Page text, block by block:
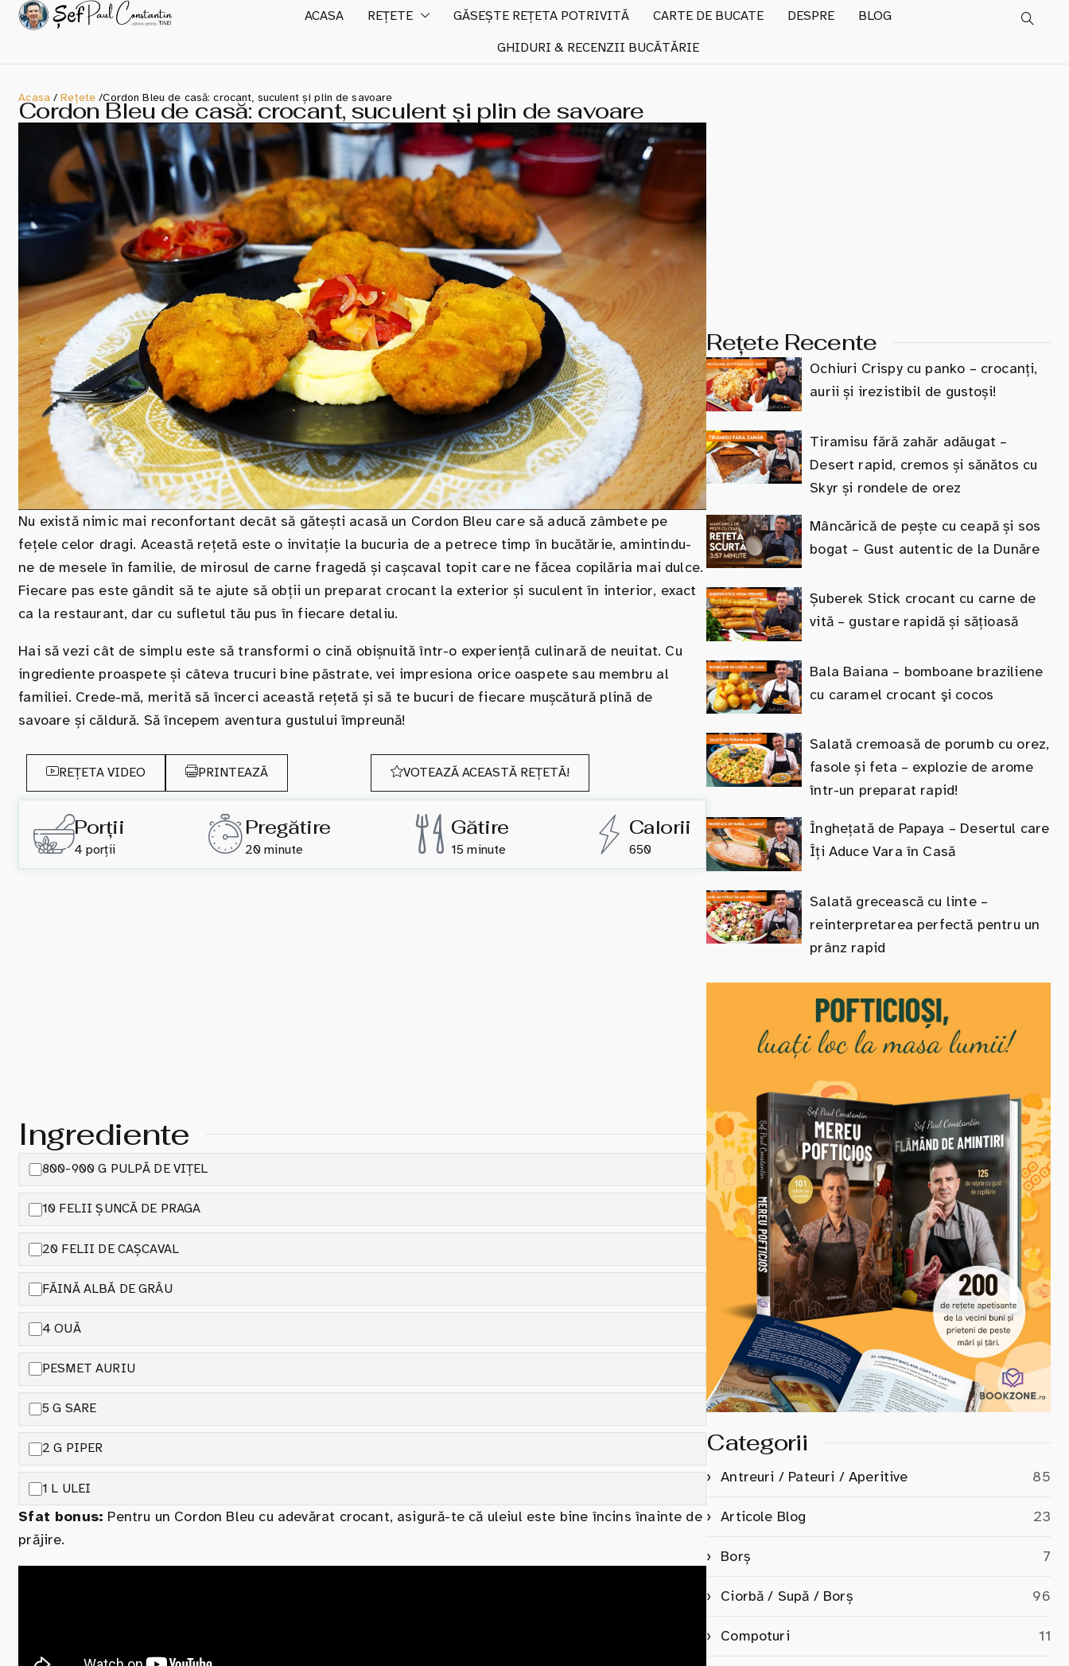
ACASA REȚETE GĂSEȘTE REȚETA POTRIVITĂ CARTE DE BUCATE DESPRE
BLOG
GHIDURI & RECENZII BUCĂTĂRIE
Acasa/Rețete /Cordon Bleu de casă: crocant, suculent și plin de savoare
Cordon Bleu de casă: crocant, suculent și plin de savoare
Nu există nimic mai reconfortant decât să gătești acasă un Cordon Bleu care să aducă zâmbete pe
fețele celor dragi. Această rețetă este o invitație la bucuria de a petrece timp în bucătărie, amintindu-
ne de mesele în familie, de mirosul de carne fragedă și cașcaval topit care ne făcea copilăria mai dulce.
Fiecare pas este gândit să te ajute să obții un preparat crocant la exterior și suculent în interior, exact
ca la restaurant, dar cu sufletul tău pus în fiecare detaliu.
Hai să vezi cât de simplu este să transformi o cină obișnuită într-o experiență culinară de neuitat. Cu
ingrediente proaspete și câteva trucuri bine păstrate, vei impresiona orice oaspete sau membru al
familiei. Crede-mă, merită să încerci această rețetă și să te bucuri de fiecare mușcătură plină de
savoare și căldură. Să începem aventura gustului împreună!
REȚETA VIDEO PRINTEAZĂ VOTEAZĂ ACEASTĂ REȚETĂ!
Porții
4 porții
Pregătire
20 minute
Gătire
15 minute
Calorii
650
Ingrediente
800-900 G PULPĂ DE VIȚEL
10 FELII ȘUNCĂ DE PRAGA
20 FELII DE CAȘCAVAL
FĂINĂ ALBĂ DE GRÂU
4 OUĂ
PESMET AURIU
5 G SARE
2 G PIPER
1 L ULEI
Sfat bonus: Pentru un Cordon Bleu cu adevărat crocant, asigură-te că uleiul este bine încins înainte de
prăjire.
Rețete Recente
Ochiuri Crispy cu panko – crocanți,
aurii și irezistibil de gustoși!
Tiramisu fără zahăr adăugat –
Desert rapid, cremos și sănătos cu
Skyr și rondele de orez
Mâncărică de pește cu ceapă și sos
bogat – Gust autentic de la Dunăre
Șuberek Stick crocant cu carne de
vită – gustare rapidă și sățioasă
Bala Baiana – bomboane braziliene
cu caramel crocant şi cocos
Salată cremoasă de porumb cu orez,
fasole și feta – explozie de arome
într-un preparat rapid!
Înghețată de Papaya – Desertul care
Îți Aduce Vara în Casă
Salată grecească cu linte –
reinterpretarea perfectă pentru un
prânz rapid
Categorii
Antreuri / Pateuri / Aperitive 85
Articole Blog 23
Borș 7
Ciorbă / Supă / Borș 96
Compoturi 11